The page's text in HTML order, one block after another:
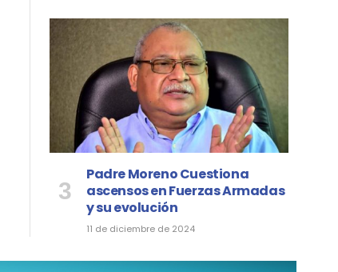
Padre Moreno Cuestiona
ascensos en Fuerzas Armadas
y su evolución
11 de diciembre de 2024